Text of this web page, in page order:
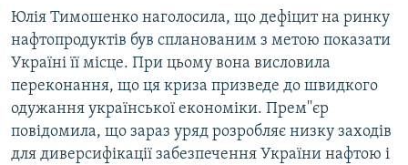
ПОДКАСТИ
КРИМ РЕАЛІЇ
РУС
УКР
КТАТ
Юлія Тимошенко наголосила, що дефіцит на ринку
нафтопродуктів був спланованим з метою показати
Україні її місце. При цьому вона висловила
переконання, що ця криза призведе до швидкого
одужання української економіки. Прем''єр
повідомила, що зараз уряд розробляє низку заходів
для диверсифікації забезпечення України нафтою і